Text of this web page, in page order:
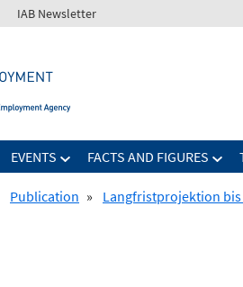
IAB Newsletter
EVENTS FACTS AND FIGURES
Publication » Langfristprojektion